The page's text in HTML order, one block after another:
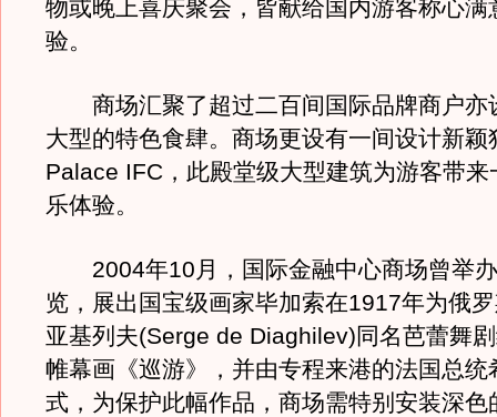
物或晚上喜庆聚会，皆献给国内游客称心满
验。
商场汇聚了超过二百间国际品牌商户亦
大型的特色食肆。商场更设有一间设计新颖
Palace IFC，此殿堂级大型建筑为游客带来
乐体验。
2004年10月，国际金融中心商场曾举
览，展出国宝级画家毕加索在1917年为俄
亚基列夫(Serge de Diaghilev)同名芭蕾舞
帷幕画《巡游》，并由专程来港的法国总统
式，为保护此幅作品，商场需特别安装深色